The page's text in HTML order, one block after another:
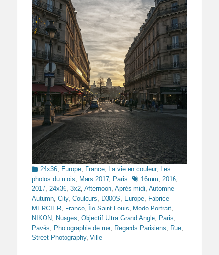
Categories
24x36, Europe, France, La vie en couleur, Les
photos du mois, Mars 2017, Paris Tags16mm, 2016,
2017, 24x36, 3x2, Afternoon, Après midi, Automne,
Autumn, City, Couleurs, D300S, Europe, Fabrice
MERCIER, France, Île Saint-Louis, Mode Portrait,
NIKON, Nuages, Objectif Ultra Grand Angle, Paris,
Pavés, Photographie de rue, Regards Parisiens, Rue,
Street Photography, Ville